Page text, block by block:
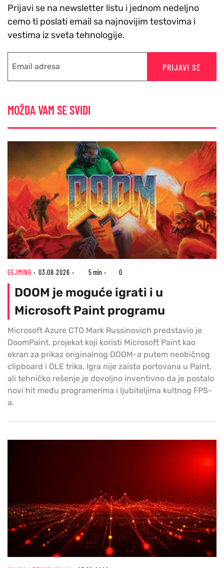
Prijavi se na newsletter listu i jednom nedeljno
cemo ti poslati email sa najnovijim testovima i
vestima iz sveta tehnologije.
PRIJAVI SE
MOŽDA VAM SE SVIDI
GEJMING 03.08.2026 5 min 0
DOOM je moguće igrati i u
Microsoft Paint programu
Microsoft Azure CTO Mark Russinovich predstavio je
DoomPaint, projekat koji koristi Microsoft Paint kao
ekran za prikaz originalnog DOOM-a putem neobičnog
clipboard i OLE trika. Igra nije zaista portovana u Paint,
ali tehničko rešenje je dovoljno inventivno da je postalo
novi hit među programerima i ljubiteljima kultnog FPS-
a.